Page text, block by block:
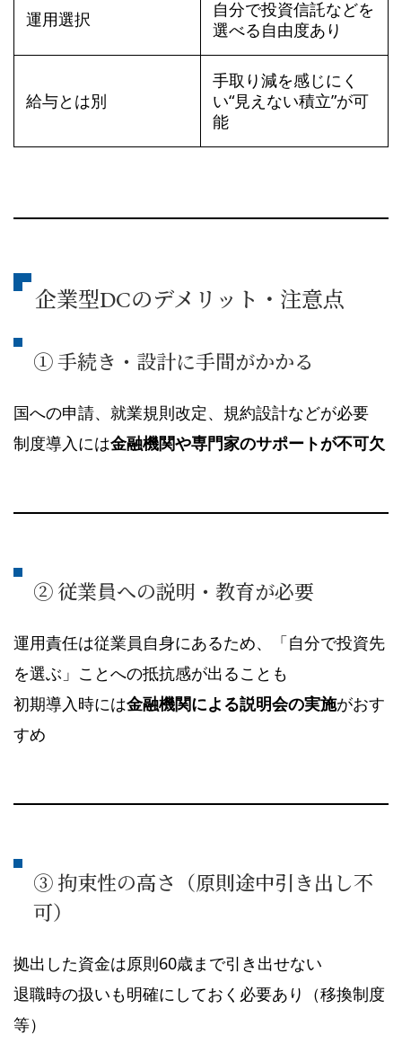
運用選択
自分で投資信託などを
選べる自由度あり
給与とは別
手取り減を感じにく
い“見えない積立”が可
能
企業型DCのデメリット・注意点
① 手続き・設計に手間がかかる
国への申請、就業規則改定、規約設計などが必要
制度導入には金融機関や専門家のサポートが不可欠
② 従業員への説明・教育が必要
運用責任は従業員自身にあるため、「自分で投資先
を選ぶ」ことへの抵抗感が出ることも
初期導入時には金融機関による説明会の実施がおす
すめ
③ 拘束性の高さ（原則途中引き出し不
可）
拠出した資金は原則60歳まで引き出せない
退職時の扱いも明確にしておく必要あり（移換制度
等）